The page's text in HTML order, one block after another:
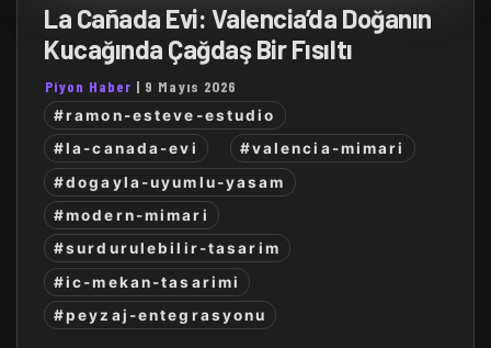
La Cañada Evi: Valencia’da Doğanın
Kucağında Çağdaş Bir Fısıltı
Piyon Haber | 9 Mayıs 2026
#ramon-esteve-estudio
#la-canada-evi
#valencia-mimari
#dogayla-uyumlu-yasam
#modern-mimari
#surdurulebilir-tasarim
#ic-mekan-tasarimi
#peyzaj-entegrasyonu